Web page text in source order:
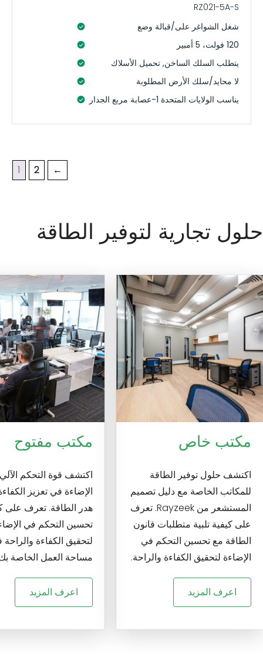
RZ021-5A-S
شغل الشواغر على/قبالة وضع
120 فولت، 5 أمبير
يتطلب السلك الساخن, تحميل الأسلاك
لا محايد/سلك الأرض المطلوبة
يناسب الولايات المتحدة 1-عصابة مربع الجدار
1 2 ←
حلول تجارية لتوفير الطاقة
مكتب خاص
اكتشف حلول توفير الطاقة
للمكاتب الخاصة مع دليل تصميم
المستشعر من Rayzeek. تعرف
على كيفية تلبية متطلبات قانون
الطاقة مع تحسين التحكم في
الإضاءة لتحقيق الكفاءة والراحة.
اعرف المزيد
مكتب مفتوح
اكتشف قوة التحكم
الإضاءة في تعزيز
هدر الطاقة. تعرف على
تحسين التحكم في
لتحقيق الكفاءة
مساحة العمل الخاصة
اعرف المزيد